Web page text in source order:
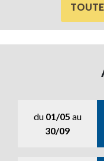
du 01/05 au
30/09